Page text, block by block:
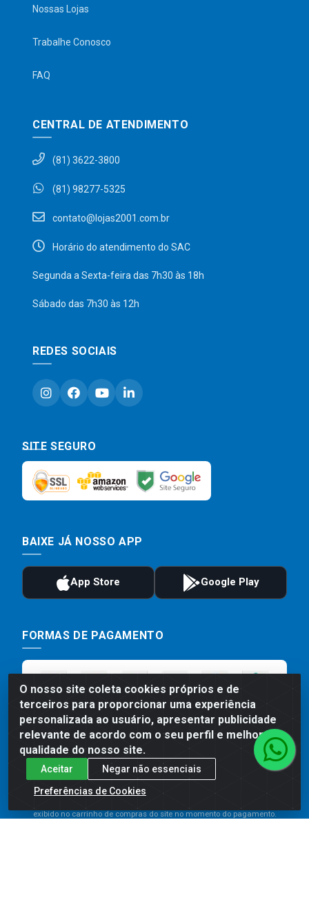
O nosso site coleta cookies próprios e de
terceiros para proporcionar uma experiência
personalizada ao usuário, apresentar publicidade
relevante de acordo com o seu perfil e melhorar a
qualidade do nosso site.
Aceitar
Negar não essenciais
Preferências de Cookies
Nossas Lojas
Trabalhe Conosco
FAQ
CENTRAL DE ATENDIMENTO
(81) 3622-3800
(81) 98277-5325
contato@lojas2001.com.br
Horário do atendimento do SAC
Segunda a Sexta-feira das 7h30 às 18h
Sábado das 7h30 às 12h
REDES SOCIAIS
SITE SEGURO
BAIXE JÁ NOSSO APP
FORMAS DE PAGAMENTO
Preços, promoções, condições de pagamento e frete são válidos
para compras realizadas exclusivamente pelo site. Caso haja
exibido no carrinho de compras do site no momento do pagamento.